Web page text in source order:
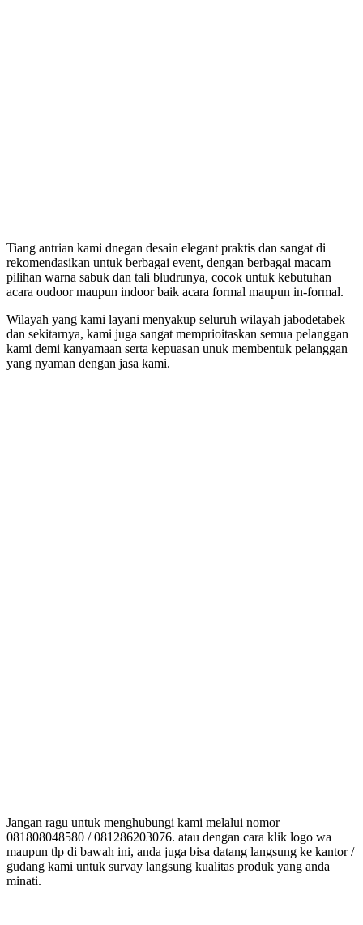
Tiang antrian kami dnegan desain elegant praktis dan sangat di
rekomendasikan untuk berbagai event, dengan berbagai macam
pilihan warna sabuk dan tali bludrunya, cocok untuk kebutuhan
acara oudoor maupun indoor baik acara formal maupun in-formal.
Wilayah yang kami layani menyakup seluruh wilayah jabodetabek
dan sekitarnya, kami juga sangat memprioitaskan semua pelanggan
kami demi kanyamaan serta kepuasan unuk membentuk pelanggan
yang nyaman dengan jasa kami.
Jangan ragu untuk menghubungi kami melalui nomor
081808048580 / 081286203076. atau dengan cara klik logo wa
maupun tlp di bawah ini, anda juga bisa datang langsung ke kantor /
gudang kami untuk survay langsung kualitas produk yang anda
minati.